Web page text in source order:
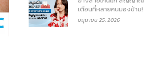
เตือนที่หลายคนมองข้าม!
มิถุนายน 25, 2026